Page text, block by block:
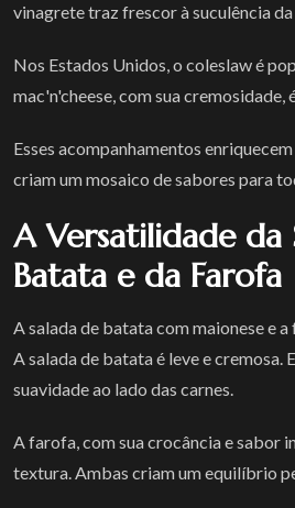
vinagrete traz frescor à suculência da
Nos Estados Unidos, o coleslaw é
mac'n'cheese, com sua cremosidade,
Esses acompanhamentos
criam um mosaico de sabores para
A Versatilidade da
Batata e da Farofa
A salada de batata com maionese e
A salada de batata é leve e cremosa.
suavidade ao lado das carnes.
A farofa, com sua crocância e sabor
textura. Ambas criam um equilíbrio